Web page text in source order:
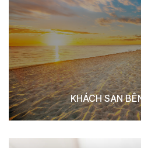
KHÁCH SẠN